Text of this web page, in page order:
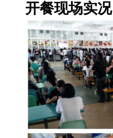
开餐现场实况